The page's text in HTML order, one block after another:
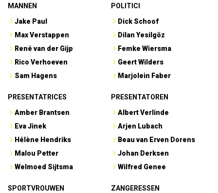
MANNEN
Jake Paul
Max Verstappen
René van der Gijp
Rico Verhoeven
Sam Hagens
POLITICI
Dick Schoof
Dilan Yesilgöz
Femke Wiersma
Geert Wilders
Marjolein Faber
PRESENTATRICES
Amber Brantsen
Eva Jinek
Hélène Hendriks
Malou Petter
Welmoed Sijtsma
PRESENTATOREN
Albert Verlinde
Arjen Lubach
Beau van Erven Dorens
Johan Derksen
Wilfred Genee
SPORTVROUWEN
ZANGERESSEN